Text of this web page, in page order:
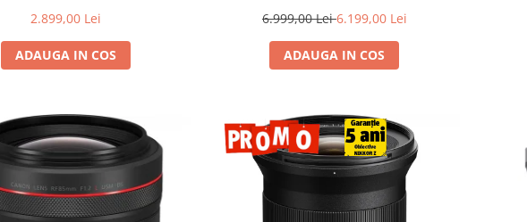
2.899,00 Lei
ADAUGA IN COS
6.999,00 Lei6.199,00 Lei
ADAUGA IN COS